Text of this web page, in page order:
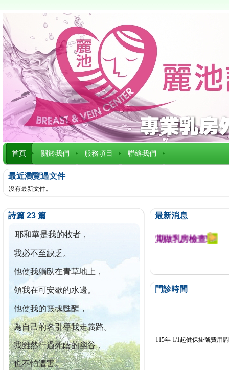
首頁 關於我們 服務項目 聯絡我們
最近瀏覽過文件
沒有最新文件。
詩篇 23 篇
耶和華是我的牧者，
我必不至缺乏。
他使我躺臥在青草地上，
領我在可安歇的水邊。
他使我的靈魂甦醒，
為自己的名引導我走義路。
我雖然行過死蔭的幽谷，
也不怕遭害。
最新消息
今已篩檢出1700位乳癌患者,提醒您定期做乳房檢查!
門診時間
115年 1/1起健保掛號費用